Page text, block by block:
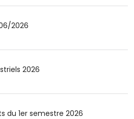
2026
2026
du 1er semestre 2026